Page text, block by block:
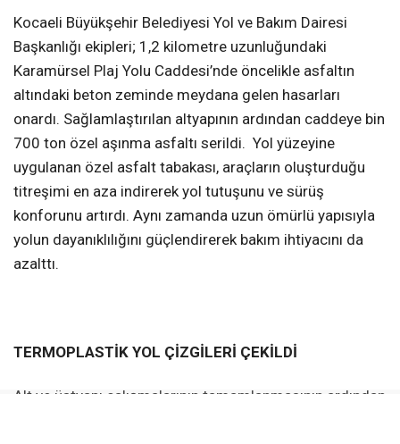
Kocaeli Büyükşehir Belediyesi Yol ve Bakım Dairesi
Başkanlığı ekipleri; 1,2 kilometre uzunluğundaki
Karamürsel Plaj Yolu Caddesi’nde öncelikle asfaltın
altındaki beton zeminde meydana gelen hasarları
onardı. Sağlamlaştırılan altyapının ardından caddeye bin
700 ton özel aşınma asfaltı serildi. Yol yüzeyine
uygulanan özel asfalt tabakası, araçların oluşturduğu
titreşimi en aza indirerek yol tutuşunu ve sürüş
konforunu artırdı. Aynı zamanda uzun ömürlü yapısıyla
yolun dayanıklılığını güçlendirerek bakım ihtiyacını da
azalttı.
TERMOPLASTİK YOL ÇİZGİLERİ ÇEKİLDİ
Alt ve üstyapı çalışmalarının tamamlanmasının ardından